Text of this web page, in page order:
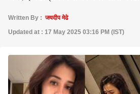
Written By :जयदीप मेढे
Updated at : 17 May 2025 03:16 PM (IST)